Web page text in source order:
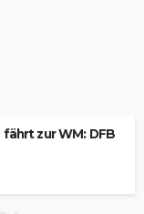
zur WM: DFB